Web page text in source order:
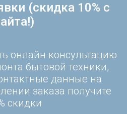
(скидка 10% с
онлайн консультацию
бытовой техники,
данные на
заказа получите
скидки